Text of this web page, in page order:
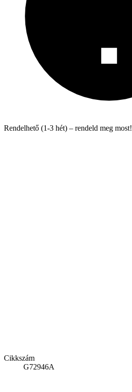
Rendelhető (1-3 hét) – rendeld meg most!
Cikkszám
G72946A